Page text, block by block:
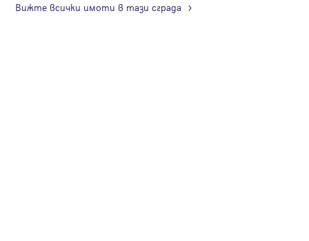
Вижте всички имоти в тази сграда